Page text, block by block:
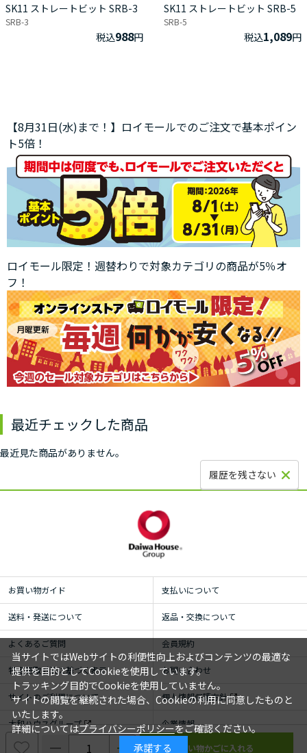
SK11 ストレートビット SRB-3
SRB-3
税込988円
SK11 ストレートビット SRB-5
SRB-5
税込1,089円
【8月31日(水)まで！】ロイモールでのご注文で基本ポイン
ト5倍！
ロイモール限定！週替わりで対象カテゴリの商品が5％オ
フ！
最近チェックした商品
最近見た商品がありません。
履歴を残さない
お買い物ガイド 支払いについて
送料・発送について 返品・交換について
よくあるご質問 会員規約
特定商取引法に基づく表示 お問い合わせ
サイトのご利用について 個人情報保護方針
大和ハウスグループ 企業情報
当サイトではWebサイトの利便性向上およびコンテンツの最適な
提供を目的としてCookieを使用しています。
トラッキング目的でCookieを使用していません。
サイトの閲覧を継続された場合、Cookieの利用に同意したものと
いたします。
詳細についてはプライバシーポリシーをご確認ください。
承諾する